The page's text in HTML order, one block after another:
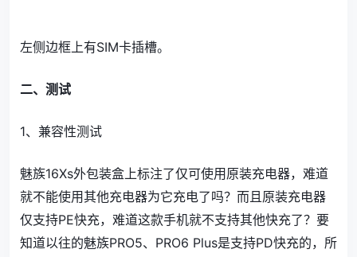
左侧边框上有SIM卡插槽。
二、测试
1、兼容性测试
魅族16Xs外包装盒上标注了仅可使用原装充电器，难道
就不能使用其他充电器为它充电了吗？而且原装充电器
仅支持PE快充，难道这款手机就不支持其他快充了？要
知道以往的魅族PRO5、PRO6 Plus是支持PD快充的，所